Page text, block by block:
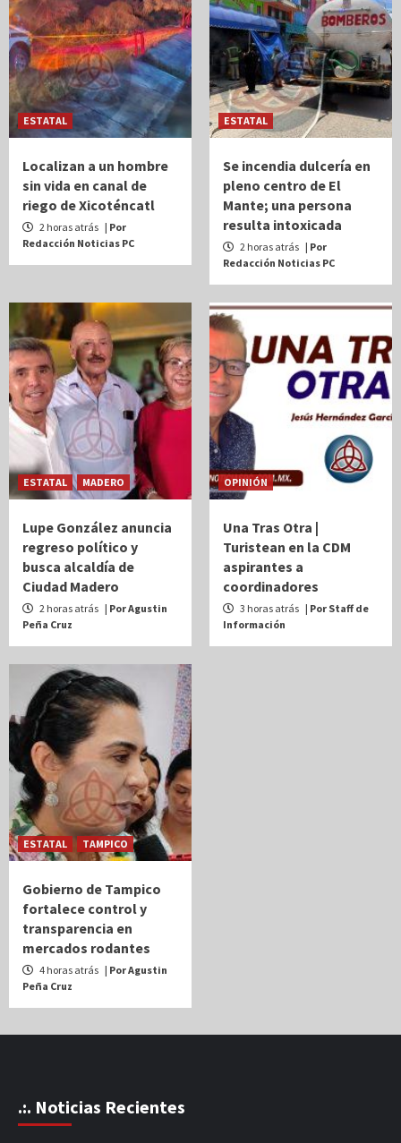
ESTATAL
Localizan a un hombre
sin vida en canal de
riego de Xicoténcatl
2 horas atrás | Por
Redacción Noticias PC
ESTATAL
Se incendia dulcería en
pleno centro de El
Mante; una persona
resulta intoxicada
2 horas atrás | Por
Redacción Noticias PC
ESTATAL MADERO
Lupe González anuncia
regreso político y
busca alcaldía de
Ciudad Madero
2 horas atrás | Por Agustin
Peña Cruz
OPINIÓN
Una Tras Otra |
Turistean en la CDM
aspirantes a
coordinadores
3 horas atrás | Por Staff de
Información
ESTATAL TAMPICO
Gobierno de Tampico
fortalece control y
transparencia en
mercados rodantes
4 horas atrás | Por Agustin
Peña Cruz
.:. Noticias Recientes